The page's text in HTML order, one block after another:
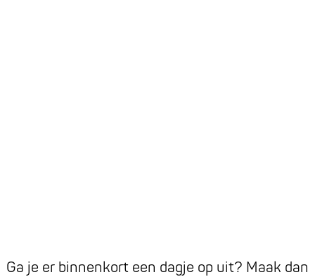
Ga je er binnenkort een dagje op uit? Maak dan